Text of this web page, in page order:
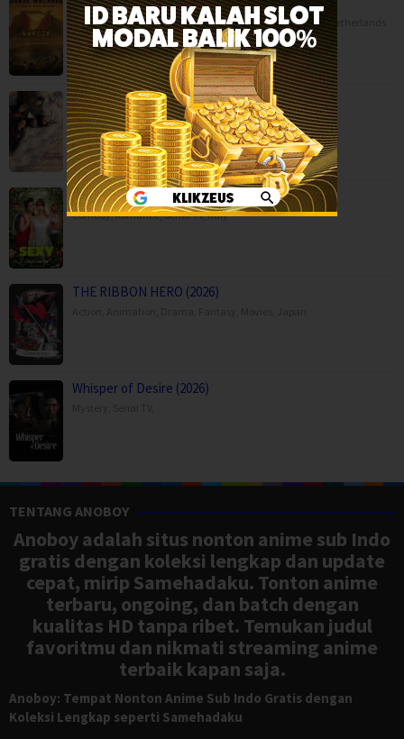
Animation,Horror,Movies,Music,War,Belgium,France,Netherlands
Moda Kavida Vaatavarana (2026)
Drama,Movies,Romance,Science Fiction,
Still Sexy (2026)
Comedy,Romance,Serial TV,Italy
THE RIBBON HERO (2026)
Whisper of Desire (2026)
TENTANG ANOBOY
Anoboy adalah situs nonton anime sub Indo
gratis dengan koleksi lengkap dan update
cepat, mirip Samehadaku. Tonton anime
terbaru, ongoing, dan batch dengan
kualitas HD tanpa ribet. Temukan judul
favoritmu dan nikmati streaming anime
terbaik kapan saja.
Anoboy: Tempat Nonton Anime Sub Indo Gratis dengan
Koleksi Lengkap seperti Samehadaku